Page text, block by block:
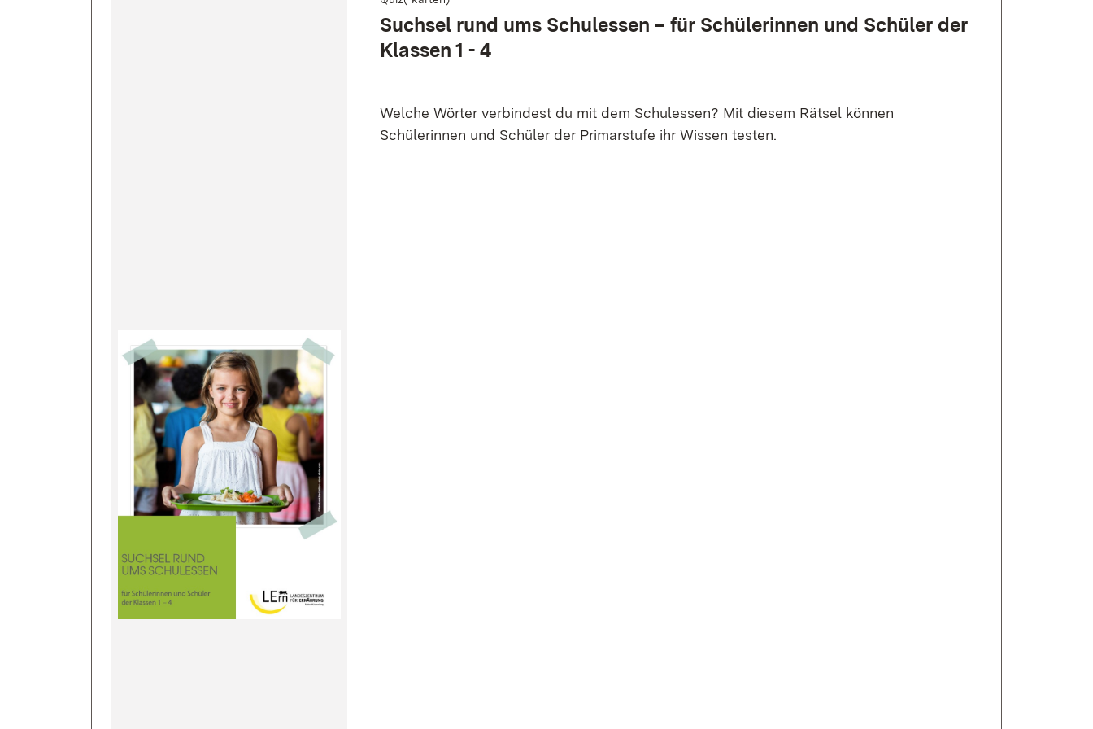
Suchsel rund ums Schul­essen – für Schüler­innen und Schüler der
Klassen 1 - 4
Welche Wörter verbindest du mit dem Schulessen? Mit diesem Rätsel können
Schülerinnen und Schüler der Primarstufe ihr Wissen testen.